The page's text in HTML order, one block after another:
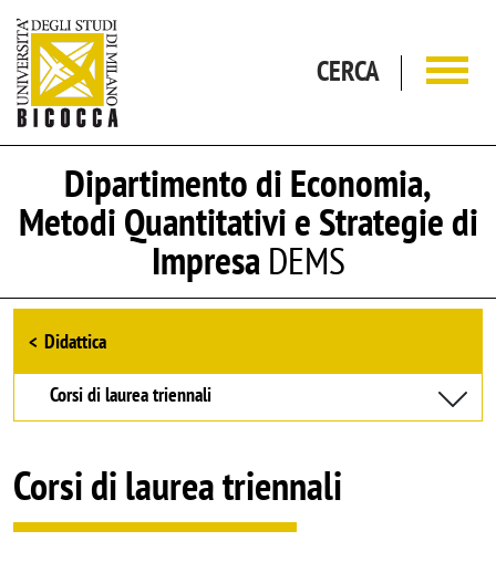
CERCA
Dipartimento di Economia,
Metodi Quantitativi e Strategie di
ImpresaDEMS
Browse the section
Didattica
Corsi di laurea triennali
Corsi di laurea triennali